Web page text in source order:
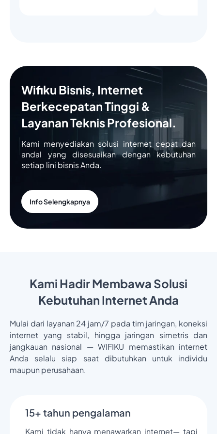
Wifiku Bisnis, Internet
Berkecepatan Tinggi &
Layanan Teknis Profesional.
Kami menyediakan solusi internet cepat dan
andal yang disesuaikan dengan kebutuhan
setiap lini bisnis Anda.
Info Selengkapnya
Kami Hadir Membawa Solusi
Kebutuhan Internet Anda
Mulai dari layanan 24 jam/7 pada tim jaringan, koneksi
internet yang stabil, hingga jaringan simetris dan
jangkauan nasional — WIFIKU memastikan internet
Anda selalu siap saat dibutuhkan untuk individu
maupun perusahaan.
15+ tahun pengalaman
Kami tidak hanya menawarkan internet— tapi